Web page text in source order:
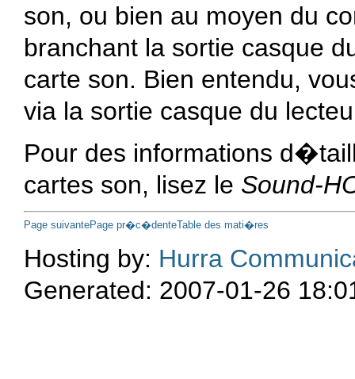
son, ou bien au moyen du
branchant la sortie casque
carte son. Bien entendu,
via la sortie casque du
Pour des informations
cartes son, lisez le Sound-
Page suivantePage pr�c�denteTable des mati�res
Hosting by: Hurra
Generated: 2007-01-26